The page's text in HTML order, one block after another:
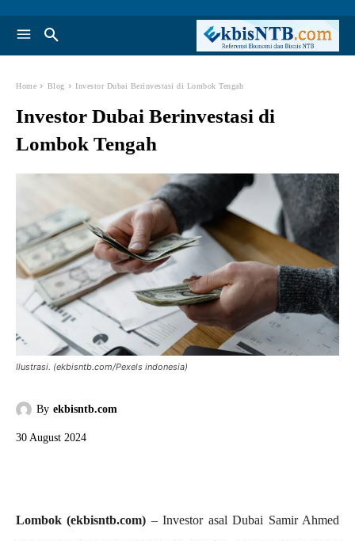
Home Blog Investor Dubai Berinvestasi di Lombok Tengah
Investor Dubai Berinvestasi di
Lombok Tengah
Ilustrasi. (ekbisntb.com/Pexels indonesia)
By ekbisntb.com
30 August 2024
Lombok (ekbisntb.com) – Investor asal Dubai Samir Ahmed